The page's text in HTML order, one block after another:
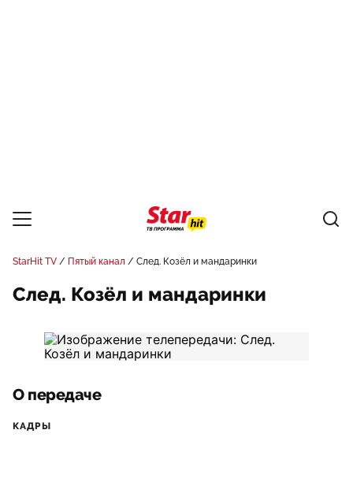
StarHit TV Пятый канал След. Козёл и мандаринки
След. Козёл и мандаринки
О передаче
КАДРЫ